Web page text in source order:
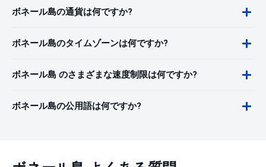
ボネール島の通貨は何ですか?
ボネール島のタイムゾーンは何ですか?
ボネール島 のさまざまな速度制限は何ですか?
ボネール島の公用語は何ですか?